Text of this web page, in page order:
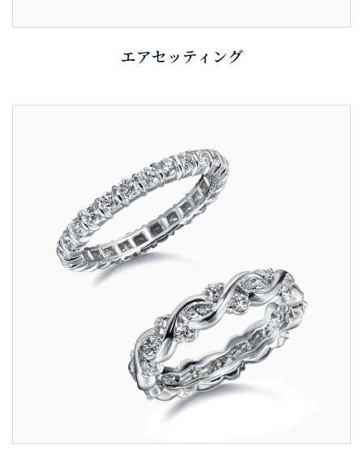
エアセッティング